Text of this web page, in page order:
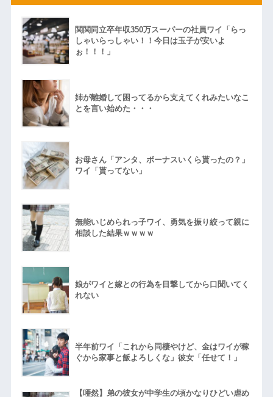
関関同立卒年収350万スーパーの社員ワイ「らっ
しゃいらっしゃい！！今日は玉子が安いよ
ぉ！！！」
姉が離婚して困ってるから支えてくれみたいなこ
とを言い始めた・・・
お母さん「アンタ、ボーナスいくら貰ったの？」
ワイ「貰ってない」
無能いじめられっ子ワイ、勇気を振り絞って親に
相談した結果ｗｗｗｗ
娘がワイと嫁との行為を目撃してから口聞いてく
れない
半年前ワイ「これから同棲やけど、金はワイが稼
ぐから家事と飯よろしくな」彼女「任せて！」
【唖然】弟の彼女が中学生の頃かなりひどい虐め